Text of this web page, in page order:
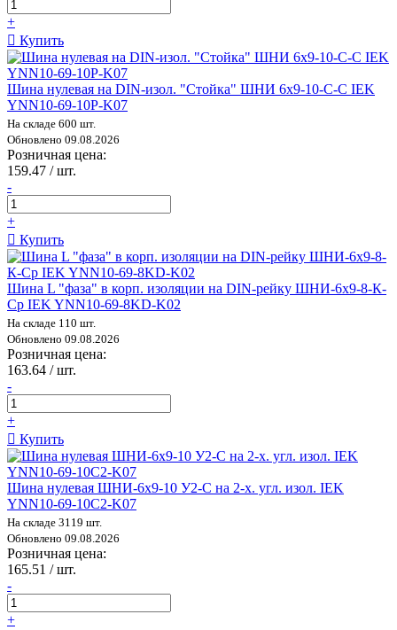
+
Купить
Шина нулевая на DIN-изол. "Стойка" ШНИ 6х9-10-С-С IEK
YNN10-69-10P-K07
На складе 600 шт.
Обновлено 09.08.2026
Розничная цена:
159.47 / шт.
-
+
Купить
Шина L "фаза" в корп. изоляции на DIN-рейку ШНИ-6х9-8-К-
Ср IEK YNN10-69-8KD-K02
На складе 110 шт.
Обновлено 09.08.2026
Розничная цена:
163.64 / шт.
-
+
Купить
Шина нулевая ШНИ-6х9-10 У2-С на 2-х. угл. изол. IEK
YNN10-69-10C2-K07
На складе 3119 шт.
Обновлено 09.08.2026
Розничная цена:
165.51 / шт.
-
+